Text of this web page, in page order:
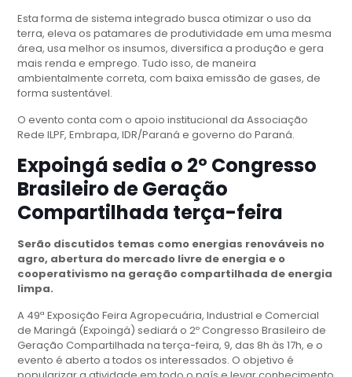
Esta forma de sistema integrado busca otimizar o uso da
terra, eleva os patamares de produtividade em uma mesma
área, usa melhor os insumos, diversifica a produção e gera
mais renda e emprego. Tudo isso, de maneira
ambientalmente correta, com baixa emissão de gases, de
forma sustentável.
O evento conta com o apoio institucional da Associação
Rede ILPF, Embrapa, IDR/Paraná e governo do Paraná.
Expoingá sedia o 2º Congresso
Brasileiro de Geração
Compartilhada terça-feira
Serão discutidos temas como energias renováveis no
agro, abertura do mercado livre de energia e o
cooperativismo na geração compartilhada de energia
limpa.
A 49ª Exposição Feira Agropecuária, Industrial e Comercial
de Maringá (Expoingá) sediará o 2º Congresso Brasileiro de
Geração Compartilhada na terça-feira, 9, das 8h às 17h, e o
evento é aberto a todos os interessados. O objetivo é